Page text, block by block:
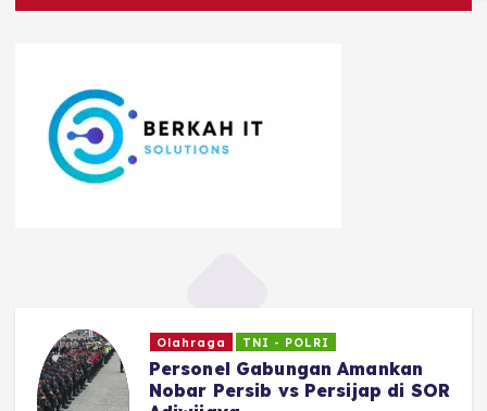
Olahraga TNI - POLRI
Personel Gabungan Amankan
Nobar Persib vs Persijap di SOR